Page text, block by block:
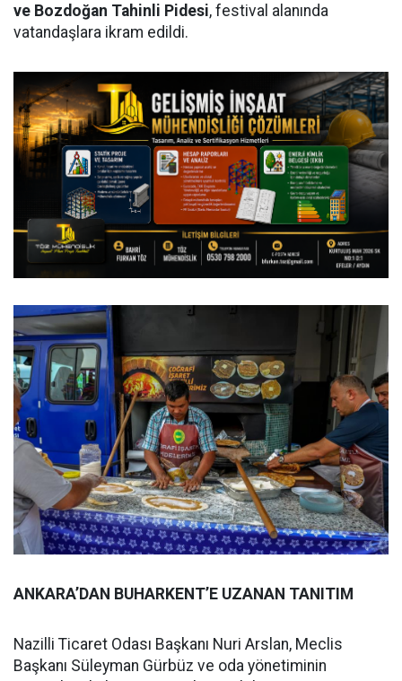
ve Bozdoğan Tahinli Pidesi, festival alanında
vatandaşlara ikram edildi.
ANKARA’DAN BUHARKENT’E UZANAN TANITIM
Nazilli Ticaret Odası Başkanı Nuri Arslan, Meclis
Başkanı Süleyman Gürbüz ve oda yönetiminin